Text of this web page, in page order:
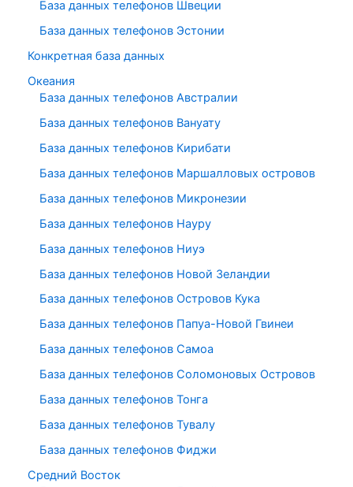
База данных телефонов Швеции
База данных телефонов Эстонии
Конкретная база данных
Океания
База данных телефонов Австралии
База данных телефонов Вануату
База данных телефонов Кирибати
База данных телефонов Маршалловых островов
База данных телефонов Микронезии
База данных телефонов Науру
База данных телефонов Ниуэ
База данных телефонов Новой Зеландии
База данных телефонов Островов Кука
База данных телефонов Папуа-Новой Гвинеи
База данных телефонов Самоа
База данных телефонов Соломоновых Островов
База данных телефонов Тонга
База данных телефонов Тувалу
База данных телефонов Фиджи
Средний Восток